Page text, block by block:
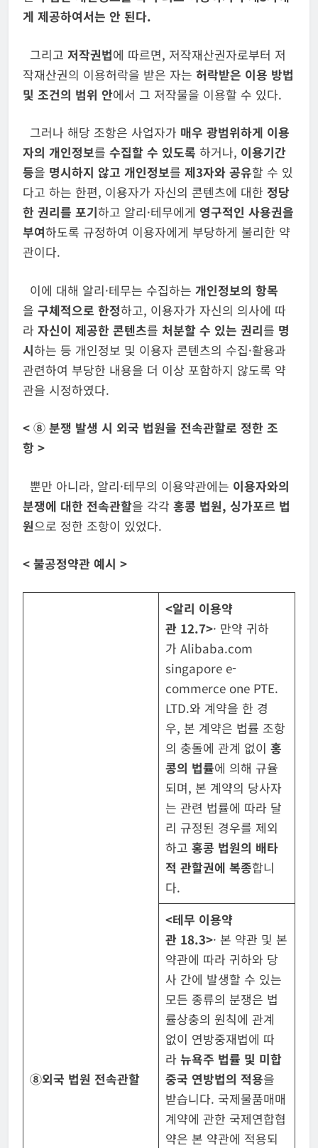
게 제공하여서는 안 된다.
그리고 저작권법에 따르면, 저작재산권자로부터 저
작재산권의 이용허락을 받은 자는 허락받은 이용 방법
및 조건의 범위 안에서 그 저작물을 이용할 수 있다.
그러나 해당 조항은 사업자가 매우 광범위하게 이용
자의 개인정보를 수집할 수 있도록 하거나, 이용기간
등을 명시하지 않고 개인정보를 제3자와 공유할 수 있
다고 하는 한편, 이용자가 자신의 콘텐츠에 대한 정당
한 권리를 포기하고 알리·테무에게 영구적인 사용권을
부여하도록 규정하여 이용자에게 부당하게 불리한 약
관이다.
이에 대해 알리·테무는 수집하는 개인정보의 항목
을 구체적으로 한정하고, 이용자가 자신의 의사에 따
라 자신이 제공한 콘텐츠를 처분할 수 있는 권리를 명
시하는 등 개인정보 및 이용자 콘텐츠의 수집·활용과
관련하여 부당한 내용을 더 이상 포함하지 않도록 약
관을 시정하였다.
< ⑧ 분쟁 발생 시 외국 법원을 전속관할로 정한 조
항 >
뿐만 아니라, 알리·테무의 이용약관에는 이용자와의
분쟁에 대한 전속관할을 각각 홍콩 법원, 싱가포르 법
원으로 정한 조항이 있었다.
< 불공정약관 예시 >
⑧외국 법원 전속관할
<알리 이용약
관 12.7>· 만약 귀하
가 Alibaba.com
singapore e-
commerce one PTE.
LTD.와 계약을 한 경
우, 본 계약은 법률 조항
의 충돌에 관계 없이 홍
콩의 법률에 의해 규율
되며, 본 계약의 당사자
는 관련 법률에 따라 달
리 규정된 경우를 제외
하고 홍콩 법원의 배타
적 관할권에 복종합니
다.
<테무 이용약
관 18.3>· 본 약관 및 본
약관에 따라 귀하와 당
사 간에 발생할 수 있는
모든 종류의 분쟁은 법
률상충의 원칙에 관계
없이 연방중재법에 따
라 뉴욕주 법률 및 미합
중국 연방법의 적용을
받습니다. 국제물품매매
계약에 관한 국제연합협
약은 본 약관에 적용되